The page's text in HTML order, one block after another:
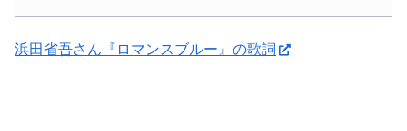
浜田省吾さん『ロマンスブルー』の歌詞